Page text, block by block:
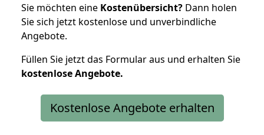
Sie möchten eine Kostenübersicht? Dann holen
Sie sich jetzt kostenlose und unverbindliche
Angebote.
Füllen Sie jetzt das Formular aus und erhalten Sie
kostenloseAngebote.
Kostenlose Angebote erhalten